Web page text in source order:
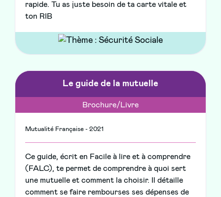
rapide. Tu as juste besoin de ta carte vitale et
ton RIB
Le guide de la mutuelle
Brochure/Livre
Mutualité Française - 2021
Ce guide, écrit en Facile à lire et à comprendre
(FALC), te permet de comprendre à quoi sert
une mutuelle et comment la choisir. Il détaille
comment se faire rembourses ses dépenses de